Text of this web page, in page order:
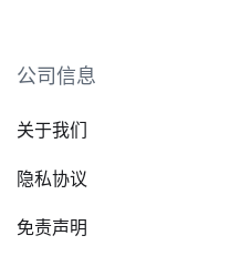
公司信息
关于我们
隐私协议
免责声明